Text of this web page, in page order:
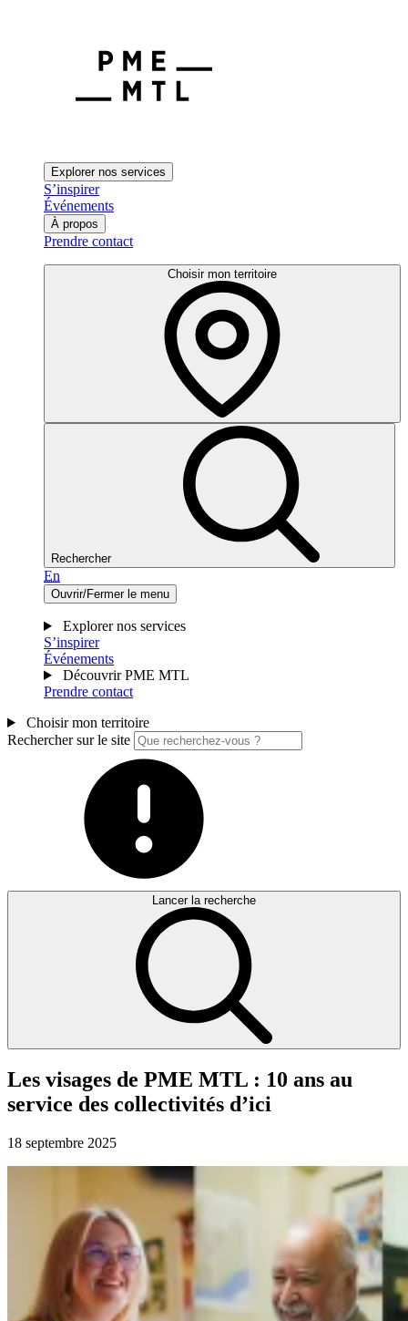
Explorer nos services
S’inspirer
Événements
À propos
Prendre contact
Choisir mon territoire
Rechercher
En
Ouvrir/Fermer le menu
Explorer nos services
S’inspirer
Événements
Découvrir PME MTL
Prendre contact
Choisir mon territoire
Rechercher sur le site
Lancer la recherche
Les visages de PME MTL : 10 ans au
service des collectivités d’ici
18 septembre 2025